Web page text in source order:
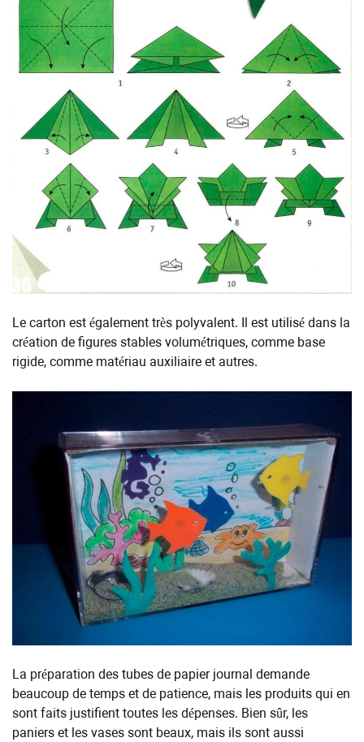
Le carton est également très polyvalent. Il est utilisé dans la
création de figures stables volumétriques, comme base
rigide, comme matériau auxiliaire et autres.
La préparation des tubes de papier journal demande
beaucoup de temps et de patience, mais les produits qui en
sont faits justifient toutes les dépenses. Bien sûr, les
paniers et les vases sont beaux, mais ils sont aussi